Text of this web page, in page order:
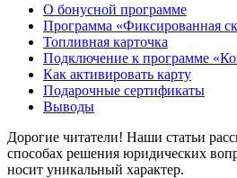
О бонусной программе
Программа «Фиксированная
Топливная карточка
Подключение к программе
Как активировать карту
Подарочные сертификаты
Выводы
Дорогие читатели! Наши статьи
способах решения юридических
носит уникальный характер.